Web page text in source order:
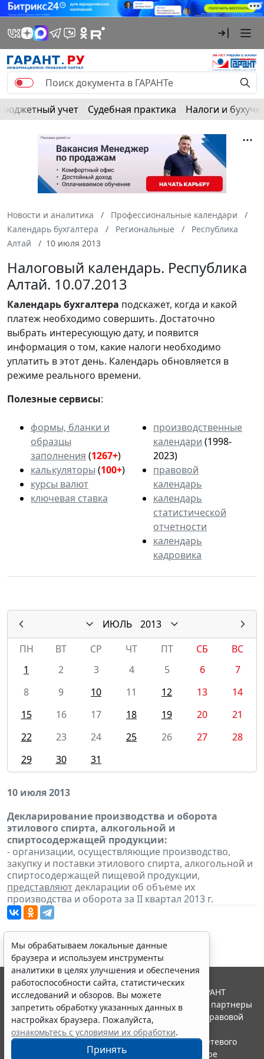
Бюджетный учет Судебная практика Налоги и
Новости и аналитика
Профессиональные календари
Календарь бухгалтера
Региональные
Республика
Алтай
10 июля 2013
Налоговый календарь. Республика
Алтай. 10.07.2013
Календарьбухгалтера подскажет, когда и какой
платеж необходимо совершить. Достаточно
выбрать интересующую дату, и появится
информация о том, какие налоги необходимо
уплатить в этот день. Календарь обновляется в
режиме реального времени.
Полезные сервисы:
формы, бланки и
образцы
заполнения (1267+)
калькуляторы (100+)
курсы валют
ключевая ставка
производственные
календари (1998-
2023)
правовой
календарь
календарь
статистической
отчетности
календарь
кадровика
ИЮЛЬ
2013
ПН
ВТ СР ЧТ ПТ СБ
ВС
1
2 3 4 5 6
7
8
9 10 11 12 13
14
15
16 17 18 19 20
21
22
23 24 25 26 27
28
29
30 31
10 июля 2013
Декларирование производства и оборота
этилового спирта, алкогольной и
спиртосодержащей продукции:
- организации, осуществляющие производство,
закупку и поставки этилового спирта, алкогольной и
спиртосодержащей пищевой продукции,
представляютдекларации об объеме их
производства и оборота за II квартал 2013 г.
Мы обрабатываем локальные данные
браузера и используем инструменты
аналитики в целях улучшения и обеспечения
работоспособности сайта, статистических
исследований и обзоров. Вы можете
запретить обработку указанных данных в
настройках браузера. Пожалуйста,
ознакомьтесь с условиями их обработки.
Принять
© ООО "НПП "ГАРАНТ-СЕРВИС", 2026. Система ГАРАНТ
выпускается с 1990 года. Компания "Гарант" и ее партнеры
являются участниками Российской ассоциации правовой
информации ГАРАНТ.
Портал ГАРАНТ.РУ зарегистрирован в качестве сетевого
издания Федеральной службой по надзору в сфере